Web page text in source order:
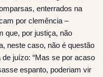
enterrados na
por clemência –
que, por justiça, não
neste caso, não é questão
juízo: “Mas se por acaso
espanto, poderiam vir